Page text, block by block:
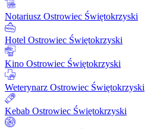
Notariusz Ostrowiec Świętokrzyski
Hotel Ostrowiec Świętokrzyski
Kino Ostrowiec Świętokrzyski
Weterynarz Ostrowiec Świętokrzyski
Kebab Ostrowiec Świętokrzyski